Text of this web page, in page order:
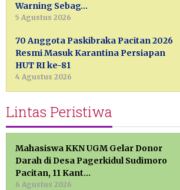
Warning Sebag…
5 Agustus 2026
70 Anggota Paskibraka Pacitan 2026
Resmi Masuk Karantina Persiapan
HUT RI ke-81
4 Agustus 2026
Lintas Peristiwa
Mahasiswa KKN UGM Gelar Donor
Darah di Desa Pagerkidul Sudimoro
Pacitan, 11 Kant…
6 Agustus 2026